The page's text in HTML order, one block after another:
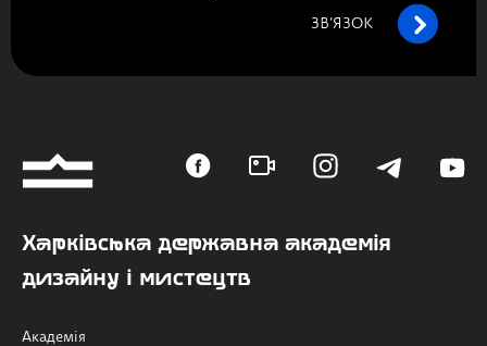
ЗВ’ЯЗОК
Харківська державна академія
дизайну і мистецтв
Академія